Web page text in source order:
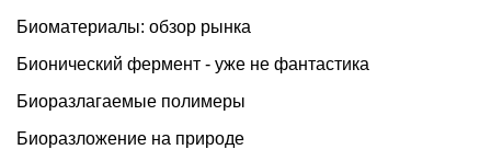
Биоматериалы: обзор рынка
Бионический фермент - уже не фантастика
Биоразлагаемые полимеры
Биоразложение на природе